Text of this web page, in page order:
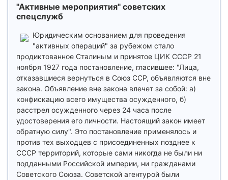
"Активные мероприятия" советских
спецслужб
Юридическим основанием для проведения
"активных операций" за рубежом стало
продиктованное Сталиным и принятое ЦИК СССР 21
ноября 1927 года постановление, гласившее: "Лица,
отказавшиеся вернуться в Союз ССР, объявляются вне
закона. Объявление вне закона влечет за собой: а)
конфискацию всего имущества осужденного, б)
расстрел осужденного через 24 часа после
удостоверения его личности. Настоящий закон имеет
обратную силу". Это постановление применялось и
против тех выходцев с присоединенных позднее к
СССР территорий, которые сами никогда не были ни
подданными Российской империи, ни гражданами
Советского Союза. Советской агентурой были